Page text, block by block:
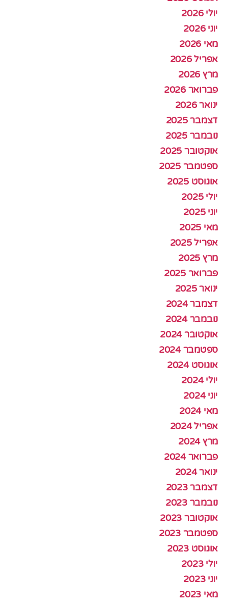
יולי 2026
יוני 2026
מאי 2026
אפריל 2026
מרץ 2026
פברואר 2026
ינואר 2026
דצמבר 2025
נובמבר 2025
אוקטובר 2025
ספטמבר 2025
אוגוסט 2025
יולי 2025
יוני 2025
מאי 2025
אפריל 2025
מרץ 2025
פברואר 2025
ינואר 2025
דצמבר 2024
נובמבר 2024
אוקטובר 2024
ספטמבר 2024
אוגוסט 2024
יולי 2024
יוני 2024
מאי 2024
אפריל 2024
מרץ 2024
פברואר 2024
ינואר 2024
דצמבר 2023
נובמבר 2023
אוקטובר 2023
ספטמבר 2023
אוגוסט 2023
יולי 2023
יוני 2023
מאי 2023